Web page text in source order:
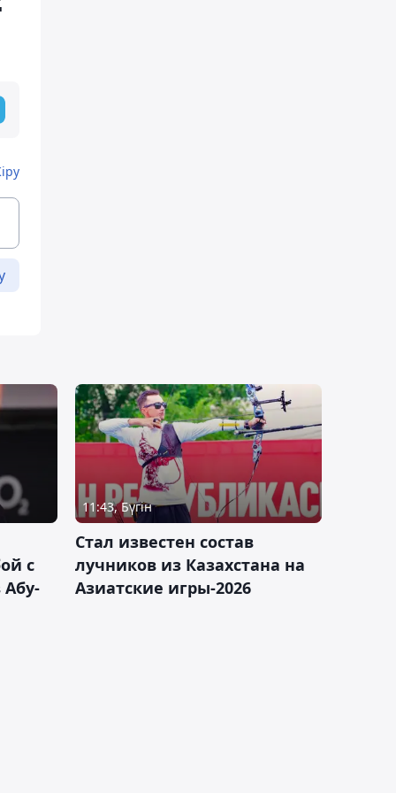
с
Абу-
11:43, Бүгін
Стал известен состав
лучников из Казахстана на
Азиатские игры-2026